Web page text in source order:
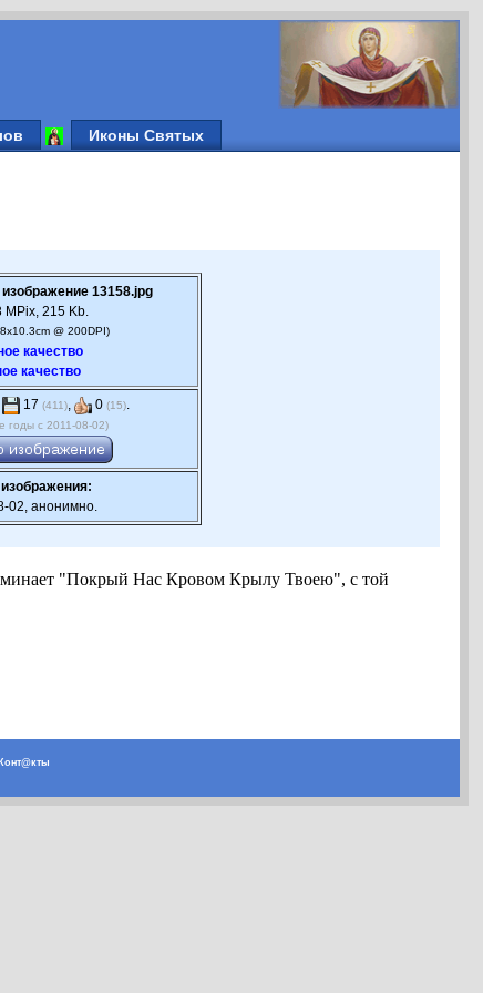
Иконы Святых
13158.jpg
MPix, 215 Kb.
@ 200DPI)
качество
качество
17(411), 0(15).
годы с 2011-08-02)
02, анонимно.
"Покрый Нас Кровом Крылу Твоею", с той
Конт@кты